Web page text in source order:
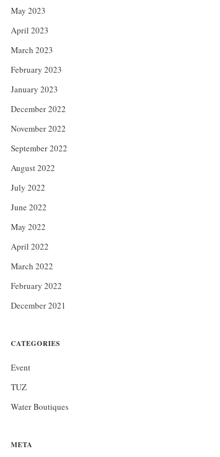
May 2023
April 2023
March 2023
February 2023
January 2023
December 2022
November 2022
September 2022
August 2022
July 2022
June 2022
May 2022
April 2022
March 2022
February 2022
December 2021
CATEGORIES
Event
TUZ
Water Boutiques
META